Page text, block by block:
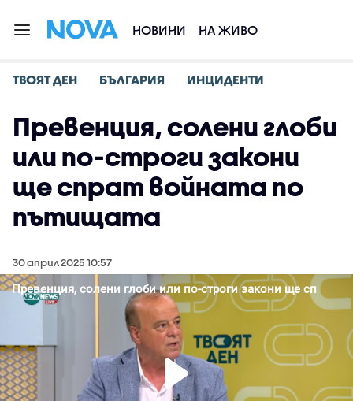
НОВИНИ НА ЖИВО
ТВОЯТ ДЕН БЪЛГАРИЯ ИНЦИДЕНТИ
Превенция, солени глоби
или по-строги закони
ще спрат войната по
пътищата
30 април 2025 10:57